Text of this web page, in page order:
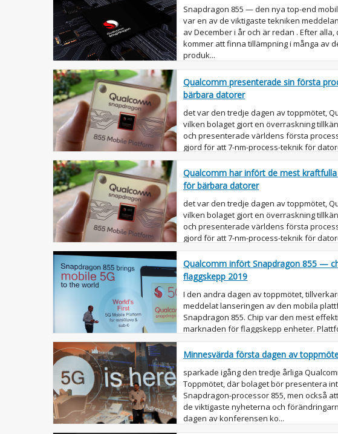
Snapdragon 855 — den nya top-end
var en av de viktigaste tekniken
av December i år och är redan . Efter
kommer att finna tillämpning i många av
produk...
Qualcomm presenterade sin första
bärbara datorer
det var den tredje dagen av toppmötet,
vilken bolaget gjort en överraskning
och presenterade världens första
gjord för att 7-nm-process-teknik för
Snapdragon Chipset 8cx ...
Qualcomm har infört de mest
för bärbara datorer
det var den tredje dagen av toppmötet,
vilken bolaget gjort en överraskning
och presenterade världens första
gjord för att 7-nm-process-teknik för
Snapdragon Chipset 8cx ...
Qualcomm infört Snapdragon 855 —
flaggskepp 2019
I den andra dagen av toppmötet,
meddelat lanseringen av den mobila
Snapdragon 855. Chip var den mest
marknaden för flaggskepp enheter.
OCTA core-processor s...
Minnesvärda första dagen av
sparkade igång den tredje årliga
Toppmötet, där bolaget bör presentera
Snapdragon-processor 855, men också
de viktigaste nyheterna och
dagen av konferensen ko...